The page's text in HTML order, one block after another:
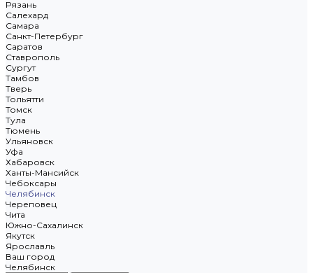
Рязань
Салехард
Самара
Санкт-Петербург
Саратов
Ставрополь
Сургут
Тамбов
Тверь
Тольятти
Томск
Тула
Тюмень
Ульяновск
Уфа
Хабаровск
Ханты-Мансийск
Чебоксары
Челябинск
Череповец
Чита
Южно-Сахалинск
Якутск
Ярославль
Ваш город
Челябинск